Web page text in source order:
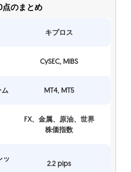
点のまとめ
キプロス
CySEC, MIBS
ム MT4, MT5
FX、金属、原油、世界
株価指数
ッ
2.2 pips